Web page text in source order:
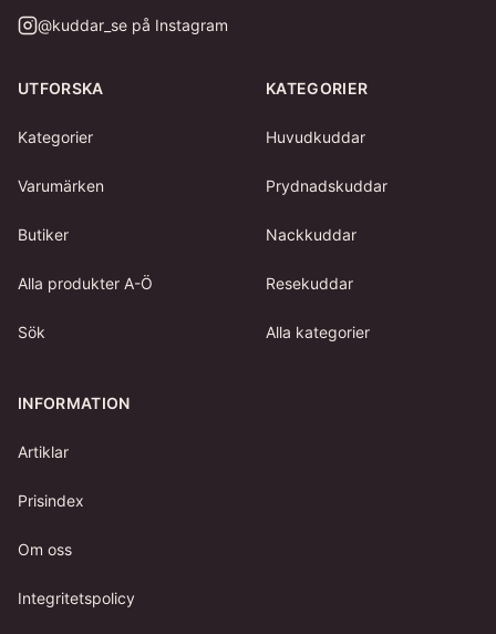
@kuddar_se på Instagram
UTFORSKA
Kategorier
Varumärken
Butiker
Alla produkter A-Ö
Sök
KATEGORIER
Huvudkuddar
Prydnadskuddar
Nackkuddar
Resekuddar
Alla kategorier
INFORMATION
Artiklar
Prisindex
Om oss
Integritetspolicy